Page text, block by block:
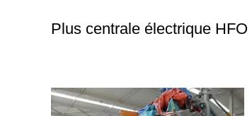
Plus centrale électrique HFO